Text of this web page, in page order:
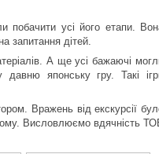
побачити усі його етапи.
запитання дітей.
А ще усі бажаючі
давню японську гру. Такі
Вражень від екскурсії
Висловлюємо вдячність